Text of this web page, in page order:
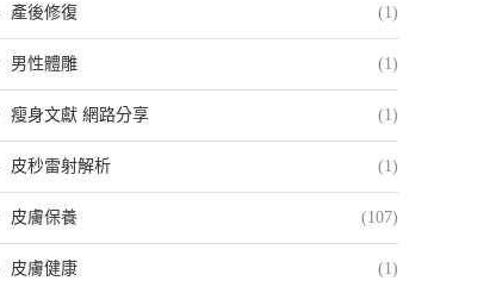
產後修復 (1)
男性體雕 (1)
瘦身文獻 網路分享 (1)
皮秒雷射解析 (1)
皮膚保養 (107)
皮膚健康 (1)